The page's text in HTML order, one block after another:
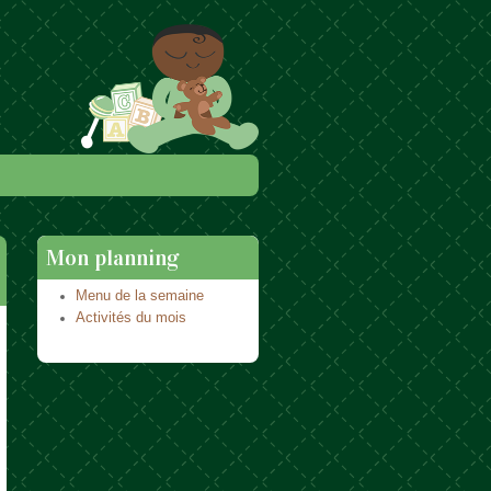
Mon planning
Menu de la semaine
Activités du mois